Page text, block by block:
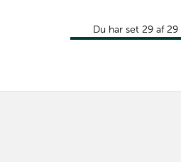
Du har set 29 af 29